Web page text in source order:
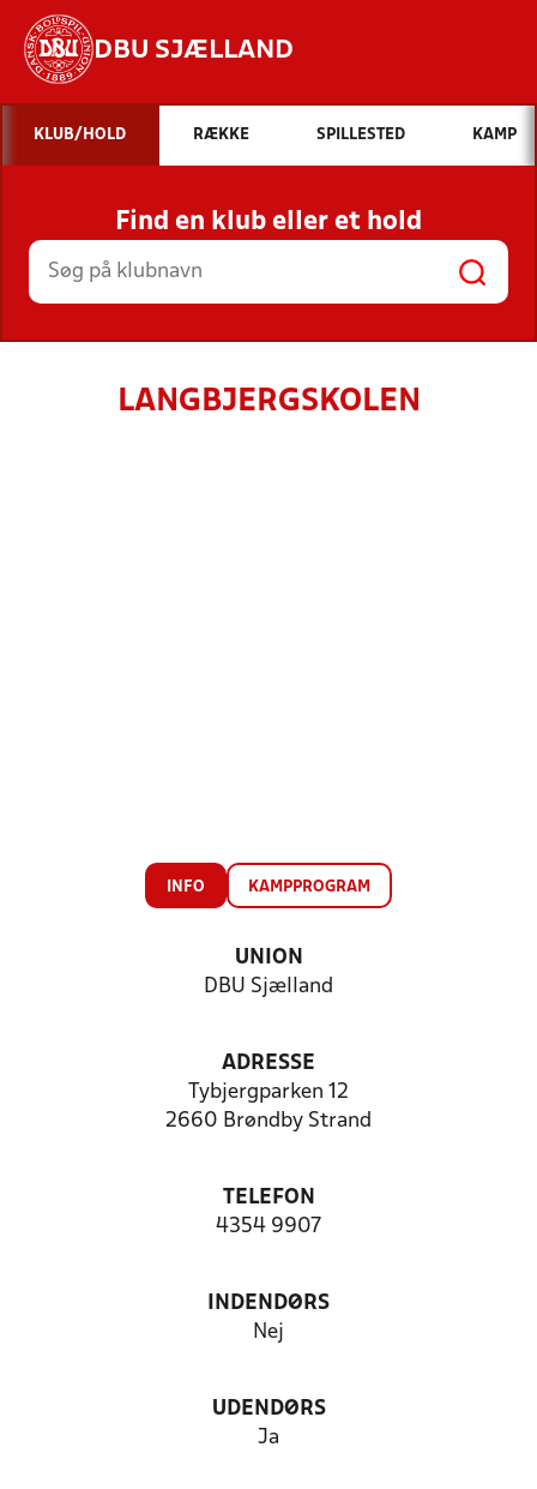
DBU SJÆLLAND
Hvad vil du søge efter?
INDHOLD OG NYHEDER
STILLINGER, RESULTATER, KLUBBER OG
HOLD
KLUB/HOLD RÆKKE SPILLESTED KAMP
Find en klub eller et hold
LANGBJERGSKOLEN
INFO KAMPPROGRAM
UNION
DBU Sjælland
ADRESSE
Tybjergparken 12
2660 Brøndby Strand
TELEFON
4354 9907
INDENDØRS
Nej
UDENDØRS
Ja